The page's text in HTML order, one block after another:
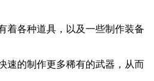
着各种道具，以及一些制作装备
速的制作更多稀有的武器，从而